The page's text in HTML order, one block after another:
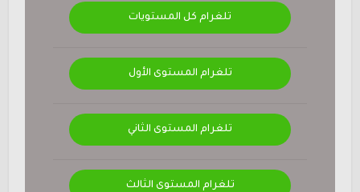
تلغرام كل المستويات
تلغرام المستوى الأول
تلغرام المستوى الثاني
تلغرام المستوى الثالث